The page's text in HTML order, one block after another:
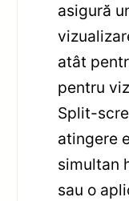
asigură
atât
pentru
Split-
atingere
simultan
sau o